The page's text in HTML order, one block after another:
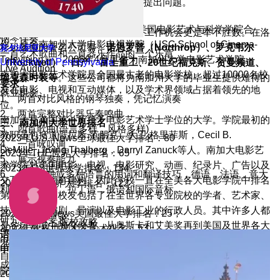
以通过电话、E-mail或是在线方式提出问题。
在南加州大学留学开拓眼界、实习工作机会更是举不胜数。在洛
杉矶落脚的著名公司有：诺思罗普（Northrop）、罗克韦尔
（Rockwell）、日产、富士重工、20世纪福克斯、贺曼频道、
埃克森时装等。这些公司都将为南加州大学的毕业生提供难得的
就业机会。
三、南加州大学世界排名
2023年U.S. News全球最佳大学排名：80
2023年THE世界大学排名：65
2023年QS世界大学排名：134；
2022年QS世界大学排名：122；
2022年U.S.News美国最佳大学排名：25；
2022年软科世界大学学术排名：53；
2022年泰晤士高等教育世界大学排名：69
2022年QS世界大学艺术&设计学科排名：101-150；
1.电影艺术（Cinematic Arts）
电影艺术专业设立于1929年，与美国电影艺术与科学学院合
作，原名南加州大学电影电视学院（USC School of Cinema-
Television）。2006年4月更名为南加州大学电影艺术学院。
南加大电影艺术学院是全国最古老的电影学校。超过10000名校
友在电影、电视和互动媒体，以及学术界领域占据着领先的地
位。
南加大是美国第一所授予电影艺术学士学位的大学。学院最初的
教职员包括道哥拉斯.范朋克，大卫.格里菲斯，Cecil B.
DeMille，Irving Thalberg，Darryl Zanuck等人。南加大电影艺
术学院对美国电影、电视、电影研究、动画、纪录片、广告以及
交互媒体都颇有建树。因此学校一直在全美各大电影学院中排名
第一。学院的校友包括了在全世界各专业院校的学者、艺术家、
技术人员、编剧、导演以及电影工业的行政人员。其中许多人都
是各自领域中的佼佼者。从奥斯卡和艾美奖再到美国及世界各大
电影节，都留下了南加大电影艺术学院校友们的光辉成绩。
自1965年以来，平均每两年就有一位校友获得奥斯卡提名。学
院在保留传统的同时，也在不断改进已有的课程来适应变化的媒
钢琴伴奏
一首艺术歌曲和一首器乐作品的一个乐章
Live Audition
要求
1、 两首对比风格的钢琴独奏，凭记忆演奏
2、 两首完整对比器乐奏鸣曲
3、 四首歌曲(语言多样，风格多样)
4、 一首咏叹调
5、 展示视奏能力
6、 展示一种或多种语言的用词和翻译技巧，德语，法语，意大
利，西班牙语，拉丁语，俄语和国际音标
研究生录取要求
语言成绩：
申请材料：
成绩单、语言成绩，作品集。
宾夕法尼亚大学
University of Pennsylvania
院校攻略